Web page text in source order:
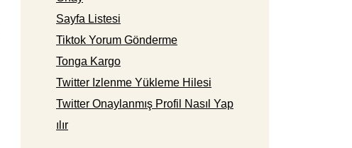
Sayfa Listesi
Tiktok Yorum Gönderme
Tonga Kargo
Twitter Izlenme Yükleme Hilesi
Twitter Onaylanmış Profil Nasıl Yap
ılır